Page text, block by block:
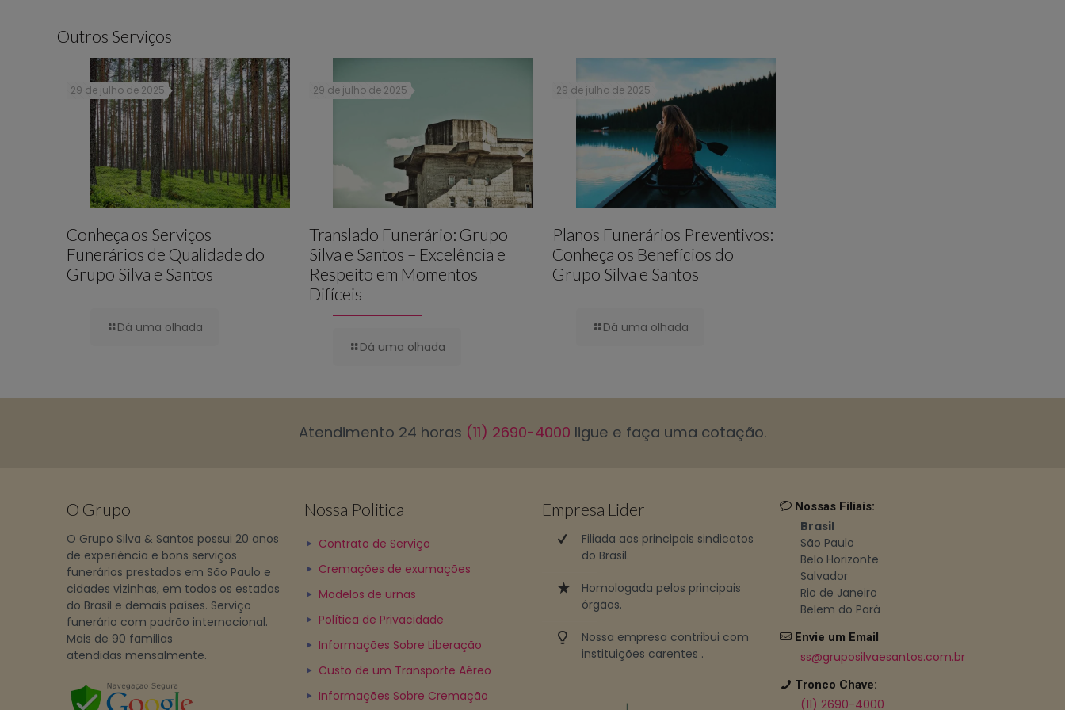
Outros Serviços
29 de julho de 2025
Conheça os Serviços
Funerários de Qualidade do
Grupo Silva e Santos
Dá uma olhada
29 de julho de 2025
Translado Funerário: Grupo
Silva e Santos – Excelência e
Respeito em Momentos
Difíceis
Dá uma olhada
29 de julho de 2025
Planos Funerários Preventivos:
Conheça os Benefícios do
Grupo Silva e Santos
Dá uma olhada
Atendimento 24 horas (11) 2690-4000 ligue e faça uma cotação.
O Grupo
O Grupo Silva & Santos possui 20 anos
de experiência e bons serviços
funerários prestados em São Paulo e
cidades vizinhas, em todos os estados
do Brasil e demais países. Serviço
funerário com padrão internacional.
Mais de 90 familias
atendidas mensalmente.
Nossa Politica
Contrato de Serviço
Cremações de exumações
Modelos de urnas
Política de Privacidade
Informações Sobre Liberação
Custo de um Transporte Aéreo
Informações Sobre Cremação
Empresa Lider
Filiada aos principais sindicatos
do Brasil.
Homologada pelos principais
órgãos.
Nossa empresa contribui com
instituições carentes .
Nossas Filiais:
Brasil
São Paulo
Belo Horizonte
Salvador
Rio de Janeiro
Belem do Pará
Envie um Email
ss@gruposilvaesantos.com.br
Tronco Chave:
(11) 2690-4000